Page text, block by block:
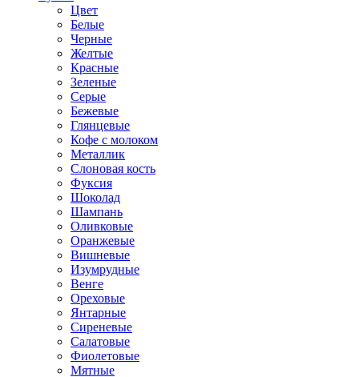
Цвет
Белые
Черные
Желтые
Красные
Зеленые
Серые
Бежевые
Глянцевые
Кофе с молоком
Металлик
Слоновая кость
Фуксия
Шоколад
Шампань
Оливковые
Оранжевые
Вишневые
Изумрудные
Венге
Ореховые
Янтарные
Сиреневые
Салатовые
Фиолетовые
Мятные